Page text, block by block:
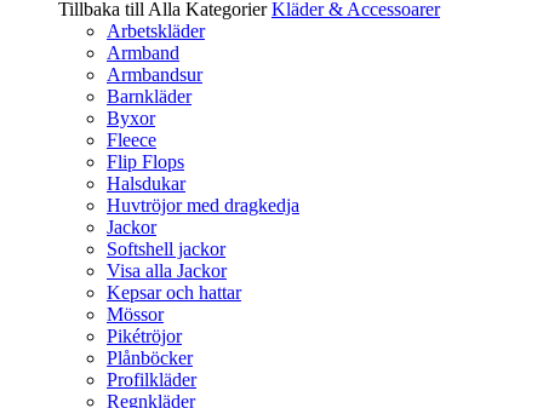
Tillbaka till Alla Kategorier Kläder & Accessoarer
Arbetskläder
Armband
Armbandsur
Barnkläder
Byxor
Fleece
Flip Flops
Halsdukar
Huvtröjor med dragkedja
Jackor
Softshell jackor
Visa alla Jackor
Kepsar och hattar
Mössor
Pikétröjor
Plånböcker
Profilkläder
Regnkläder